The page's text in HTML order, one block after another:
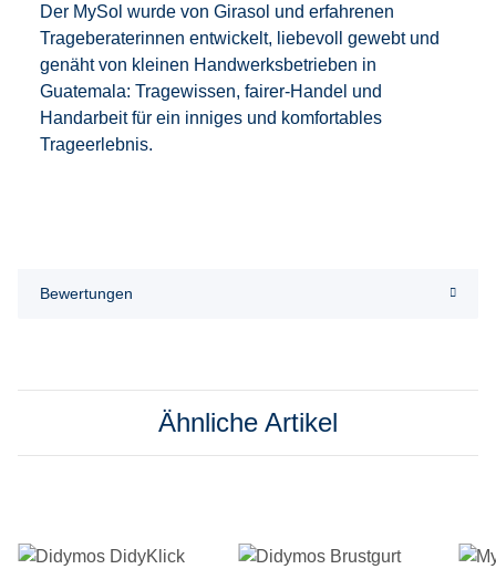
Der MySol wurde von Girasol und erfahrenen
Trageberaterinnen entwickelt, liebevoll gewebt und
genäht von kleinen Handwerksbetrieben in
Guatemala: Tragewissen, fairer-Handel und
Handarbeit für ein inniges und komfortables
Trageerlebnis.
Bewertungen
Ähnliche Artikel